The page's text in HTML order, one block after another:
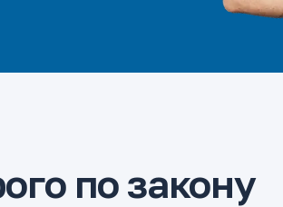
по закону